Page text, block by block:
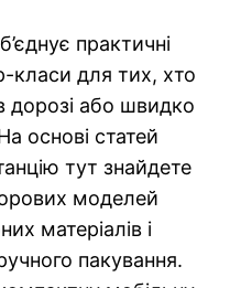
практичні
класи для тих, хто
дорозі або швидко
основі статей
тут знайдете
моделей
матеріалів і
пакування.